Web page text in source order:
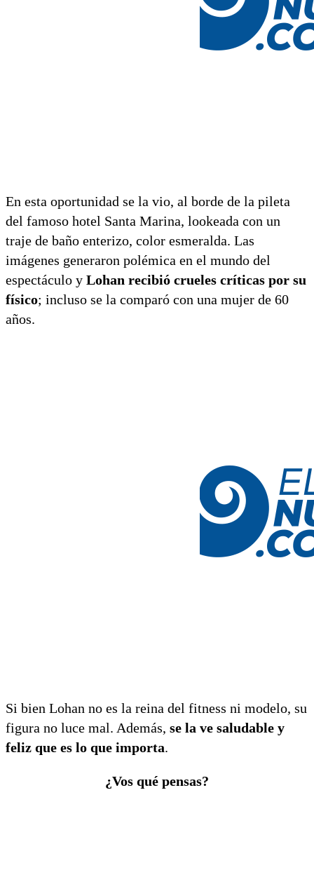
En esta oportunidad se la vio, al borde de la pileta
del famoso hotel Santa Marina, lookeada con un
traje de baño enterizo, color esmeralda. Las
imágenes generaron polémica en el mundo del
espectáculo y Lohan recibió crueles críticas por su
físico; incluso se la comparó con una mujer de 60
años.
Si bien Lohan no es la reina del fitness ni modelo, su
figura no luce mal. Además, se la ve saludable y
feliz que es lo que importa.
¿Vos qué pensas?